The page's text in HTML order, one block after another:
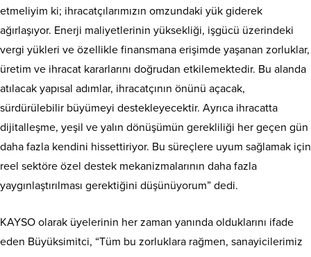
etmeliyim ki; ihracatçılarımızın omzundaki yük giderek
ağırlaşıyor. Enerji maliyetlerinin yüksekliği, işgücü üzerindeki
vergi yükleri ve özellikle finansmana erişimde yaşanan zorluklar,
üretim ve ihracat kararlarını doğrudan etkilemektedir. Bu alanda
atılacak yapısal adımlar, ihracatçının önünü açacak,
sürdürülebilir büyümeyi destekleyecektir. Ayrıca ihracatta
dijitalleşme, yeşil ve yalın dönüşümün gerekliliği her geçen gün
daha fazla kendini hissettiriyor. Bu süreçlere uyum sağlamak için
reel sektöre özel destek mekanizmalarının daha fazla
yaygınlaştırılması gerektiğini düşünüyorum” dedi.
KAYSO olarak üyelerinin her zaman yanında olduklarını ifade
eden Büyüksimitci, “Tüm bu zorluklara rağmen, sanayicilerimiz